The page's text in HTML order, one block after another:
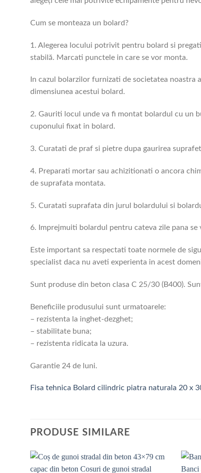
Cum se monteaza un bolard?
1. Alegerea locului potrivit pentru bolard si
stabilă. Marcati punctele in care se vor monta.
In cazul bolarzilor furnizati de societatea
dimensiunea acestui bolard.
2. Gauriti locul unde va fi montat bolardul cu un
cuponului fixat in bolard.
3. Curatati de praf si pietre dupa gaurirea
4. Preparati mortar sau achizitionati o ancora
de suprafata montata.
5. Curatati suprafata din jurul bolardului si
6. Imprejmuiti bolardul pentru cateva zile pana se
Este important sa respectati toate normele de
specialist daca nu aveti experienta in acest
Sunt produse din beton clasa C 25/30 (B400).
Beneficiile produsului sunt urmatoarele:
– rezistenta la inghet-dezghet;
– stabilitate buna;
– rezistenta ridicata la uzura.
Garantie 24 de luni.
Fisa tehnica Bolard cilindric piatra naturala 20 x
PRODUSE SIMILARE